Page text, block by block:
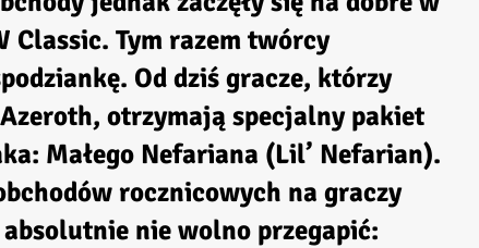
Classic. Tym razem twórcy
Od dziś gracze, którzy
otrzymają specjalny pakiet
Małego Nefariana (Lil’ Nefarian).
rocznicowych na graczy
nie wolno przegapić: